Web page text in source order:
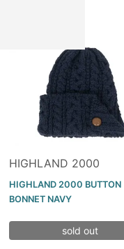
HIGHLAND 2000
HIGHLAND 2000 BUTTON
BONNET NAVY
sold out